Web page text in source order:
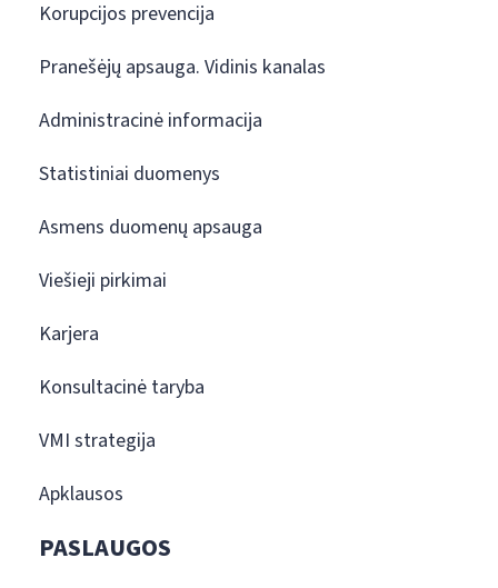
Korupcijos prevencija
Pranešėjų apsauga. Vidinis kanalas
Administracinė informacija
Statistiniai duomenys
Asmens duomenų apsauga
Viešieji pirkimai
Karjera
Konsultacinė taryba
VMI strategija
Apklausos
PASLAUGOS